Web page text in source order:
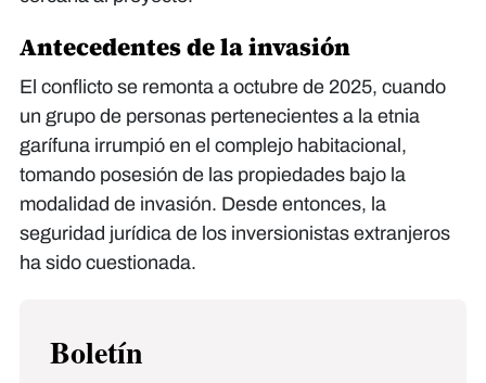
Antecedentes de la invasión
El conflicto se remonta a octubre de 2025, cuando
un grupo de personas pertenecientes a la etnia
garífuna irrumpió en el complejo habitacional,
tomando posesión de las propiedades bajo la
modalidad de invasión. Desde entonces, la
seguridad jurídica de los inversionistas extranjeros
ha sido cuestionada.
Boletín